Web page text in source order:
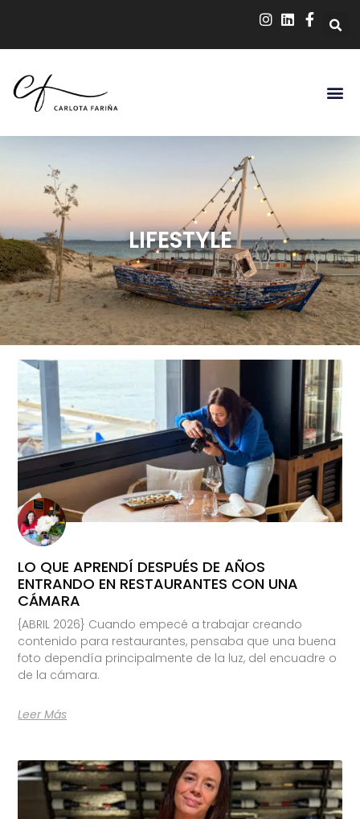
LIFESTYLE
LO QUE APRENDÍ DESPUÉS DE AÑOS
ENTRANDO EN RESTAURANTES CON UNA
CÁMARA
{ABRIL 2026} Cuando empecé a trabajar creando
contenido para restaurantes, pensaba que una buena
foto dependía principalmente de la luz, del encuadre o
de la cámara.
Leer Más